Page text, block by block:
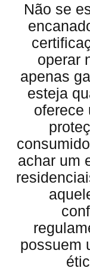
Não se
operar
apenas
esteja
oferece
achar um
possuem